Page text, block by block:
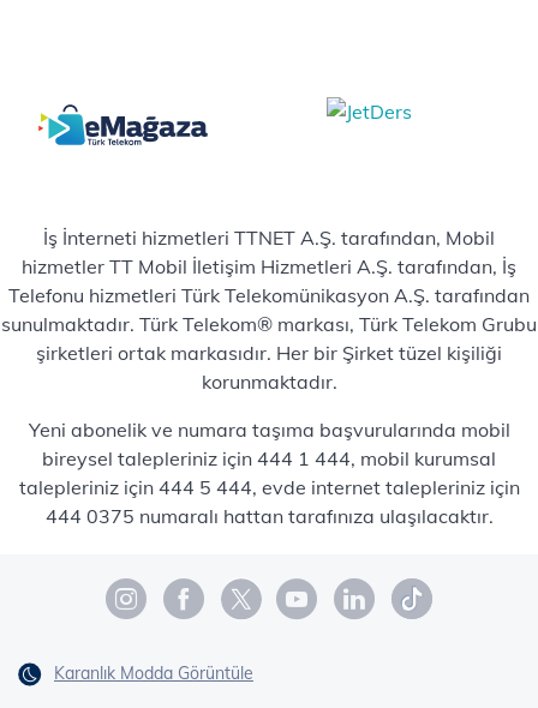
İş İnterneti hizmetleri TTNET A.Ş. tarafından, Mobil
hizmetler TT Mobil İletişim Hizmetleri A.Ş. tarafından, İş
Telefonu hizmetleri Türk Telekomünikasyon A.Ş. tarafından
sunulmaktadır. Türk Telekom® markası, Türk Telekom Grubu
şirketleri ortak markasıdır. Her bir Şirket tüzel kişiliği
korunmaktadır.
Yeni abonelik ve numara taşıma başvurularında mobil
bireysel talepleriniz için 444 1 444, mobil kurumsal
talepleriniz için 444 5 444, evde internet talepleriniz için
444 0375 numaralı hattan tarafınıza ulaşılacaktır.
Karanlık Modda Görüntüle